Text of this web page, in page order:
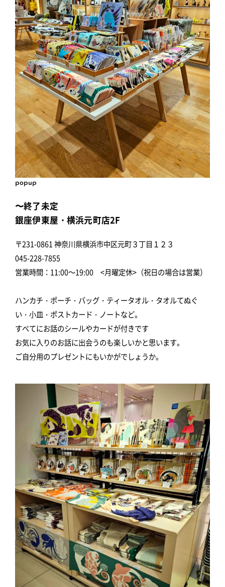
popup
〜終了未定
銀座伊東屋・横浜元町店2F
〒231-0861 神奈川県横浜市中区元町３丁目１２３
045-228-7855
営業時間：11:00～19:00 <月曜定休>（祝日の場合は営業）
ハンカチ・ポーチ・バッグ・ティータオル・タオルてぬぐ
い・小皿・ポストカード・ノートなど。
すべてにお話のシールやカードが付きです
お気に入りのお話に出会うのも楽しいかと思います。
ご自分用のプレゼントにもいかがでしょうか。